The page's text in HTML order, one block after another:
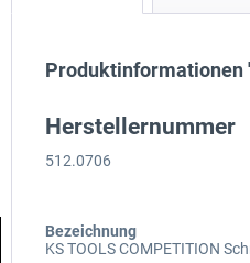
Produktinformationen
Herstellernummer
512.0706
Bezeichnung
KS TOOLS COMPETITION